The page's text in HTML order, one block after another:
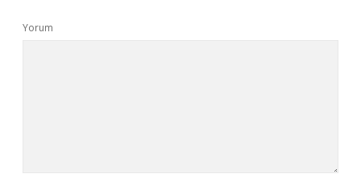
Yorum